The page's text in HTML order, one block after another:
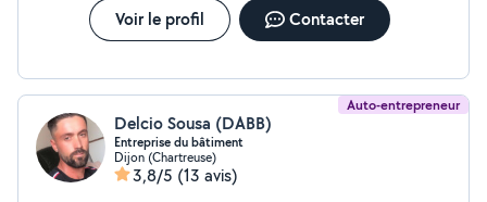
Voir le profil Contacter
Auto-entrepreneur
Delcio Sousa (DABB)
Entreprise du bâtiment
Dijon (Chartreuse)
3,8/5 (13 avis)